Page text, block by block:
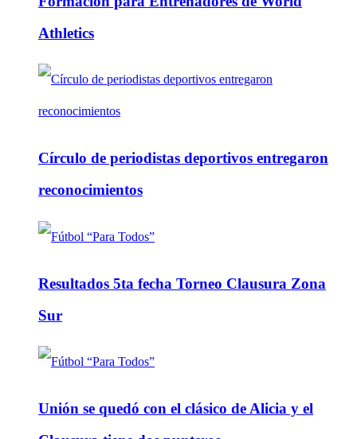
Athletics
Círculo de periodistas deportivos entregaron
reconocimientos
Resultados 5ta fecha Torneo Clausura Zona
Sur
Unión se quedó con el clásico de Alicia y el